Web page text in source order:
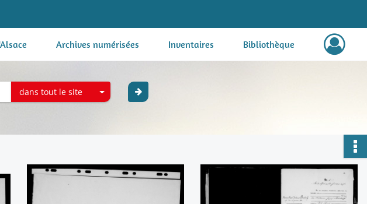
Archives numérisées Inventaires Bibliothèque
dans tout le site